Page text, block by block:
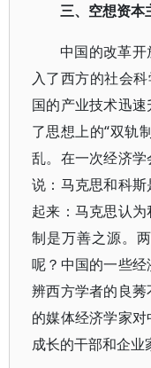
三、空想资本
中国的改革
入了西方的社会
国的产业技术迅
了思想上的“双轨
乱。在一次经济
说：马克思和科
起来：马克思认
制是万善之源。
呢？中国的一些
辨西方学者的良
的媒体经济学家
成长的干部和企业